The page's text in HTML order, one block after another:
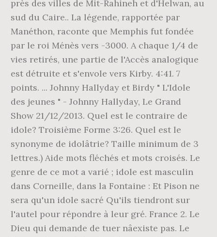
près des villes de Mit-Rahineh et d'Helwan, au
sud du Caire.. La légende, rapportée par
Manéthon, raconte que Memphis fut fondée
par le roi Ménès vers -3000. A chaque 1/4 de
vies retirés, une partie de l'Accès analogique
est détruite et s'envole vers Kirby. 4:41. 7
points. ... Johnny Hallyday et Birdy " L'Idole
des jeunes " - Johnny Hallyday, Le Grand
Show 21/12/2013. Quel est le contraire de
idole? Troisième Forme 3:26. Quel est le
synonyme de idolâtrie? Taille minimum de 3
lettres.) Aide mots fléchés et mots croisés. Le
genre de ce mot a varié ; idole est masculin
dans Corneille, dans la Fontaine : Et Pison ne
sera qu'un idole sacré Qu'ils tiendront sur
l'autel pour répondre à leur gré. France 2. Le
Dieu qui demande de tuer nâexiste pas. Le